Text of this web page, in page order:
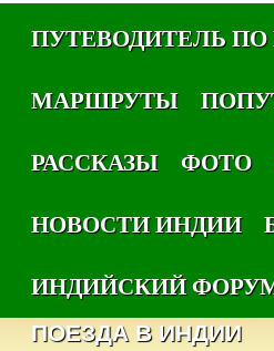
ПУТЕВОДИТЕЛЬ
МАРШРУТЫ
РАССКАЗЫ
ФОТО
НОВОСТИ ИНДИИ
ИНДИЙСКИЙ
ПОЕЗДА В ИНДИИ